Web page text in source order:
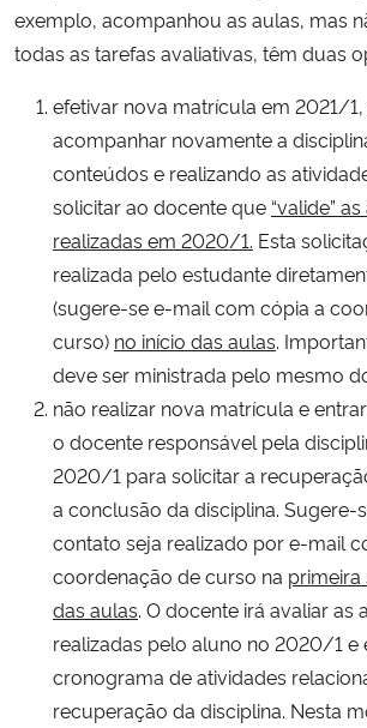
exemplo, acompanhou as aulas, mas
todas as tarefas avaliativas, têm duas
efetivar nova matrícula em 2021/
acompanhar novamente a
conteúdos e realizando as
solicitar ao docente que “valide”
realizadas em 2020/1. Esta
realizada pelo estudante
(sugere-se e-mail com cópia a
curso) no início das aulas.
deve ser ministrada pelo mesmo
não realizar nova matrícula e
o docente responsável pela
2020/1 para solicitar a
a conclusão da disciplina. Sugere-
contato seja realizado por e-mail
coordenação de curso na primeira
das aulas. O docente irá avaliar as
realizadas pelo aluno no 2020/1 e
cronograma de atividades
recuperação da disciplina. Nesta